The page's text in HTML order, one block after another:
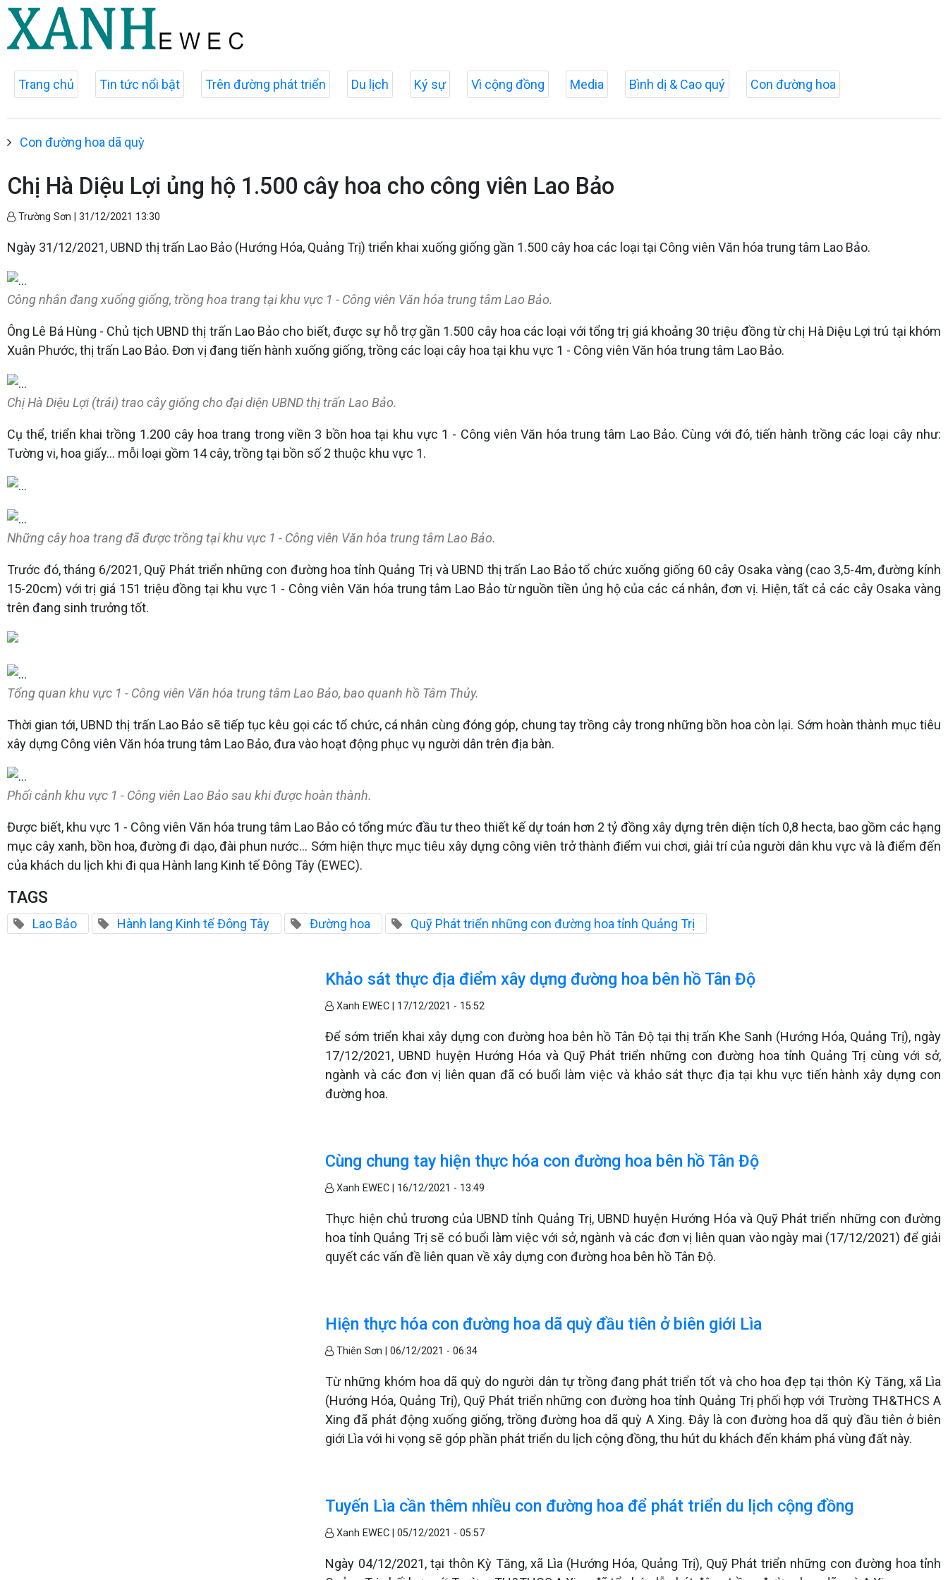
Trang chủ Tin tức nổi bật Trên đường phát triển Du lịch Ký sự Vì cộng đồng Media Bình dị & Cao quý Con đường hoa
Con đường hoa dã quỳ
Chị Hà Diệu Lợi ủng hộ 1.500 cây hoa cho công viên Lao Bảo
Trường Sơn | 31/12/2021 13:30
Ngày 31/12/2021, UBND thị trấn Lao Bảo (Hướng Hóa, Quảng Trị) triển khai xuống giống gần 1.500 cây hoa các loại tại Công viên Văn hóa trung tâm Lao Bảo.
Công nhân đang xuống giống, trồng hoa trang tại khu vực 1 - Công viên Văn hóa trung tâm Lao Bảo.
Ông Lê Bá Hùng - Chủ tịch UBND thị trấn Lao Bảo cho biết, được sự hỗ trợ gần 1.500 cây hoa các loại với tổng trị giá khoảng 30 triệu đồng từ chị Hà Diệu Lợi trú tại khóm
Xuân Phước, thị trấn Lao Bảo. Đơn vị đang tiến hành xuống giống, trồng các loại cây hoa tại khu vực 1 - Công viên Văn hóa trung tâm Lao Bảo.
Chị Hà Diệu Lợi (trái) trao cây giống cho đại diện UBND thị trấn Lao Bảo.
Cụ thể, triển khai trồng 1.200 cây hoa trang trong viền 3 bồn hoa tại khu vực 1 - Công viên Văn hóa trung tâm Lao Bảo. Cùng với đó, tiến hành trồng các loại cây như:
Tường vi, hoa giấy... mỗi loại gồm 14 cây, trồng tại bồn số 2 thuộc khu vực 1.
Những cây hoa trang đã được trồng tại khu vực 1 - Công viên Văn hóa trung tâm Lao Bảo.
Trước đó, tháng 6/2021, Quỹ Phát triển những con đường hoa tỉnh Quảng Trị và UBND thị trấn Lao Bảo tổ chức xuống giống 60 cây Osaka vàng (cao 3,5-4m, đường kính
15-20cm) với trị giá 151 triệu đồng tại khu vực 1 - Công viên Văn hóa trung tâm Lao Bảo từ nguồn tiền ủng hộ của các cá nhân, đơn vị. Hiện, tất cả các cây Osaka vàng
trên đang sinh trưởng tốt.
Tổng quan khu vực 1 - Công viên Văn hóa trung tâm Lao Bảo, bao quanh hồ Tâm Thủy.
Thời gian tới, UBND thị trấn Lao Bảo sẽ tiếp tục kêu gọi các tổ chức, cá nhân cùng đóng góp, chung tay trồng cây trong những bồn hoa còn lại. Sớm hoàn thành mục tiêu
xây dựng Công viên Văn hóa trung tâm Lao Bảo, đưa vào hoạt động phục vụ người dân trên địa bàn.
Phối cảnh khu vực 1 - Công viên Lao Bảo sau khi được hoàn thành.
Được biết, khu vực 1 - Công viên Văn hóa trung tâm Lao Bảo có tổng mức đầu tư theo thiết kế dự toán hơn 2 tỷ đồng xây dựng trên diện tích 0,8 hecta, bao gồm các hạng
mục cây xanh, bồn hoa, đường đi dạo, đài phun nước… Sớm hiện thực mục tiêu xây dựng công viên trở thành điểm vui chơi, giải trí của người dân khu vực và là điểm đến
của khách du lịch khi đi qua Hành lang Kinh tế Đông Tây (EWEC).
TAGS
Lao Bảo Hành lang Kinh tế Đông Tây Đường hoa Quỹ Phát triển những con đường hoa tỉnh Quảng Trị
Khảo sát thực địa điểm xây dựng đường hoa bên hồ Tân Độ
Xanh EWEC | 17/12/2021 - 15:52
Để sớm triển khai xây dựng con đường hoa bên hồ Tân Độ tại thị trấn Khe Sanh (Hướng Hóa, Quảng Trị), ngày
17/12/2021, UBND huyện Hướng Hóa và Quỹ Phát triển những con đường hoa tỉnh Quảng Trị cùng với sở,
ngành và các đơn vị liên quan đã có buổi làm việc và khảo sát thực địa tại khu vực tiến hành xây dựng con
đường hoa.
Cùng chung tay hiện thực hóa con đường hoa bên hồ Tân Độ
Xanh EWEC | 16/12/2021 - 13:49
Thực hiện chủ trương của UBND tỉnh Quảng Trị, UBND huyện Hướng Hóa và Quỹ Phát triển những con đường
hoa tỉnh Quảng Trị sẽ có buổi làm việc với sở, ngành và các đơn vị liên quan vào ngày mai (17/12/2021) để giải
quyết các vấn đề liên quan về xây dựng con đường hoa bên hồ Tân Độ.
Hiện thực hóa con đường hoa dã quỳ đầu tiên ở biên giới Lìa
Thiên Sơn |06/12/2021 - 06:34
Từ những khóm hoa dã quỳ do người dân tự trồng đang phát triển tốt và cho hoa đẹp tại thôn Kỳ Tăng, xã Lìa
(Hướng Hóa, Quảng Trị), Quỹ Phát triển những con đường hoa tỉnh Quảng Trị phối hợp với Trường TH&THCS A
Xing đã phát động xuống giống, trồng đường hoa dã quỳ A Xing. Đây là con đường hoa dã quỳ đầu tiên ở biên
giới Lìa với hi vọng sẽ góp phần phát triển du lịch cộng đồng, thu hút du khách đến khám phá vùng đất này.
Tuyến Lìa cần thêm nhiều con đường hoa để phát triển du lịch cộng đồng
Xanh EWEC |05/12/2021 - 05:57
Ngày 04/12/2021, tại thôn Kỳ Tăng, xã Lìa (Hướng Hóa, Quảng Trị), Quỹ Phát triển những con đường hoa tỉnh